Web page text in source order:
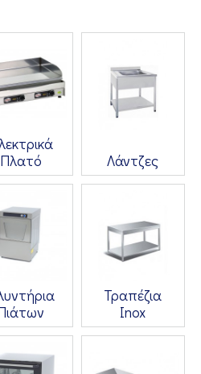
Πλατό
Λάντζες
Τραπέζια
Inox